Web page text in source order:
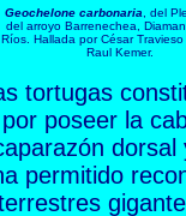
Geochelone carbonaria
del
del arroyo Barrenechea ,
Ríos. Hallada porCésar
Raul Kemer.
tortugas
poseer la
permitido